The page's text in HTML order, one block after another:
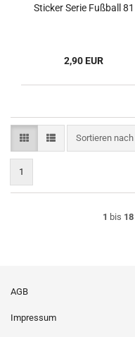
Sticker Serie Fußball 81
2,90 EUR
Sortieren nach
Sortieren nach
1
1 bis 18
AGB
Impressum